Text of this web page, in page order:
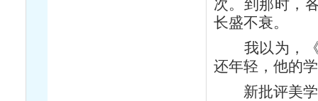
次。到那时，
长盛不衰。
我以为，《
还年轻，他的
新批评美学